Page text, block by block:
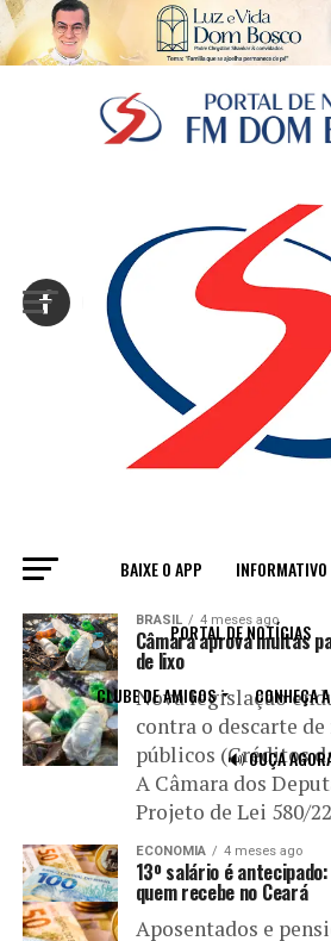
BAIXE O APP
PORTAL DE NOTÍCIAS
CLUBE DE AMIGOS CONHEÇA
🔊 OUÇA
All posts tagged
BRASIL 4 meses ago
Câmara aprova multas
de lixo
Nova legislação
contra o descarte
públicos (Créditos
A Câmara dos
Projeto de Lei 580/
ECONOMIA 4 meses ago
13º salário é
quem recebe no Ceará
Aposentados e
Sair da versão